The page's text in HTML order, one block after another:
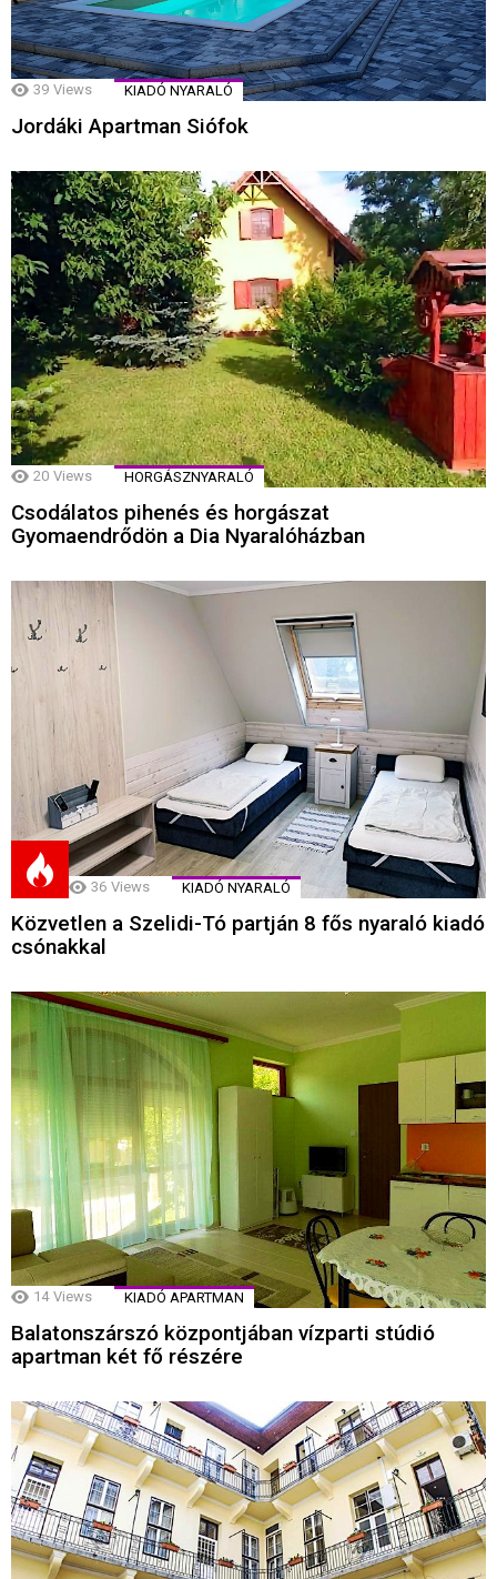
39 Views KIADÓ NYARALÓ
Jordáki Apartman Siófok
20 Views HORGÁSZNYARALÓ
Csodálatos pihenés és horgászat
Gyomaendrődön a Dia Nyaralóházban
36 Views KIADÓ NYARALÓ
Közvetlen a Szelidi-Tó partján 8 fős nyaraló kiadó
csónakkal
14 Views KIADÓ APARTMAN
Balatonszárszó központjában vízparti stúdió
apartman két fő részére